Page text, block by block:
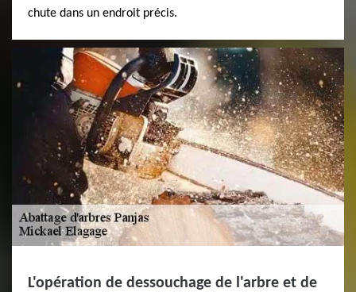
chute dans un endroit précis.
L'opération de dessouchage de l'arbre et de